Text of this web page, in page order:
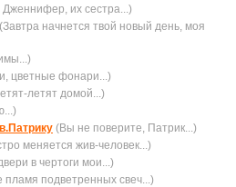
Дженнифер, их сестра...)
(Завтра начнется твой новый день, моя
цветные фонари...)
летят домой...)
(Вы не поверите, Патрик...)
меняется жив-человек...)
в чеpтоги мои...)
пламя подветренных свеч...)